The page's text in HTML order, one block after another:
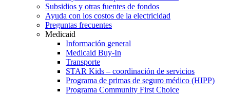
Subsidios y otras fuentes de fondos
Ayuda con los costos de la electricidad
Preguntas frecuentes
Medicaid
Información general
Medicaid Buy-In
Transporte
STAR Kids – coordinación de servicios
Programa de primas de seguro médico (HIPP)
Programa Community First Choice